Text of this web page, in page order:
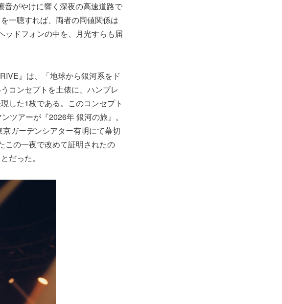
音がやけに響く深夜の高速道路で
一聴すれば、両者の同値関係は
ッドフォンの中を、月光すらも届
』は、「地球から銀河系をド
コンセプトを土俵に、ハンブレ
した1枚である。このコンセプト
ツアーが『2026年 銀河の旅』。
ガーデンシアター有明にて幕切
この一夜で改めて証明されたの
だった。